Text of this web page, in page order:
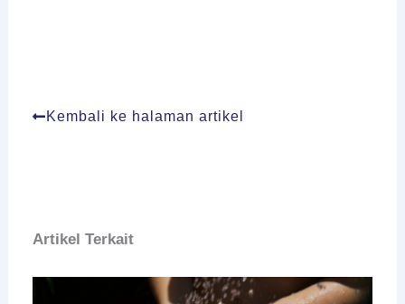
Kembali ke halaman artikel
Artikel Terkait